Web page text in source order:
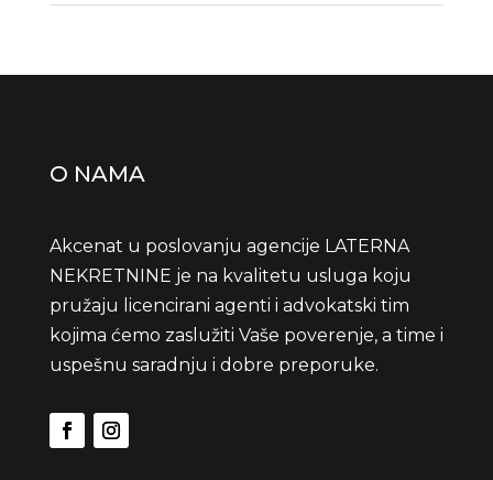
O NAMA
Akcenat u poslovanju agencije LATERNA
NEKRETNINE je na kvalitetu usluga koju
pružaju licencirani agenti i advokatski tim
kojima ćemo zaslužiti Vaše poverenje, a time i
uspešnu saradnju i dobre preporuke.